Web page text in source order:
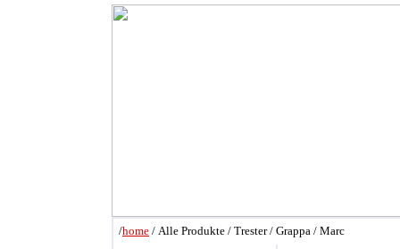
/home / Alle Produkte / Trester / Grappa / Marc